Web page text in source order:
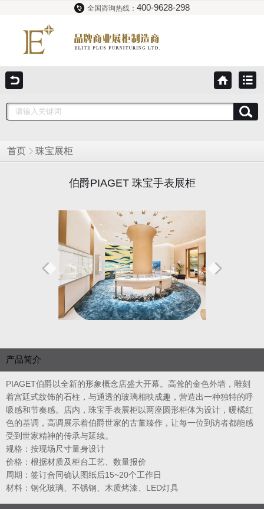
全国咨询热线： 400-9628-298
首页 珠宝展柜
伯爵PIAGET 珠宝手表展柜
产品简介
PIAGET伯爵以全新的形象概念店盛大开幕。高耸的金色外墙，雕刻
着宫廷式纹饰的石柱，与通透的玻璃相映成趣，营造出一种独特的呼
吸感和节奏感。店内，珠宝手表展柜以两座圆形柜体为设计，暖橘红
色的基调，高调展示着伯爵世家的古董臻作，让每一位到访者都能感
受到世家精神的传承与延续。
规格：按现场尺寸量身设计
价格：根据材质及柜台工艺、数量报价
周期：签订合同确认图纸后15~20个工作日
材料：钢化玻璃、不锈钢、木质烤漆、LED灯具